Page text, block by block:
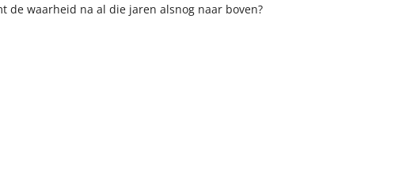
de waarheid na al die jaren alsnog naar boven?